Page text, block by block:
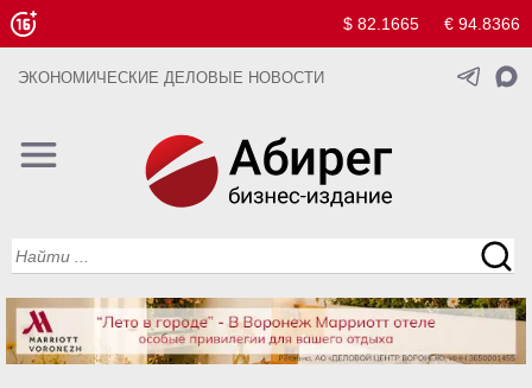
$ 82.1665 € 94.8366
ЭКОНОМИЧЕСКИЕ ДЕЛОВЫЕ НОВОСТИ